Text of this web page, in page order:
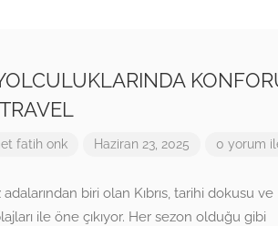
fatih onk Haziran 23, 2025 0 yorum
biri olan Kıbrıs, tarihi dokusu ve
ile öne çıkıyor. Her sezon olduğu gibi